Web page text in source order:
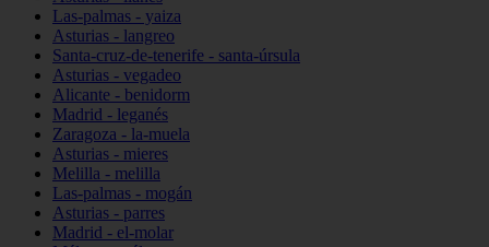
Las-palmas - yaiza
Asturias - langreo
Santa-cruz-de-tenerife - santa-úrsula
Asturias - vegadeo
Alicante - benidorm
Madrid - leganés
Zaragoza - la-muela
Asturias - mieres
Melilla - melilla
Las-palmas - mogán
Asturias - parres
Madrid - el-molar